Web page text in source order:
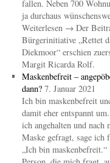
fallen. Neben 700
ja durchaus
Weiterlesen → Der
Bürgerinitiative „Rettet
Diekmoor“ erschien
Margit Ricarda Rolf.
Maskenbefreit –
dann? 7. Januar 2021
Ich bin maskenbefreit
damit eher entspannt
ich angehalten und nach
Maske gefragt, sage ich
„Ich bin